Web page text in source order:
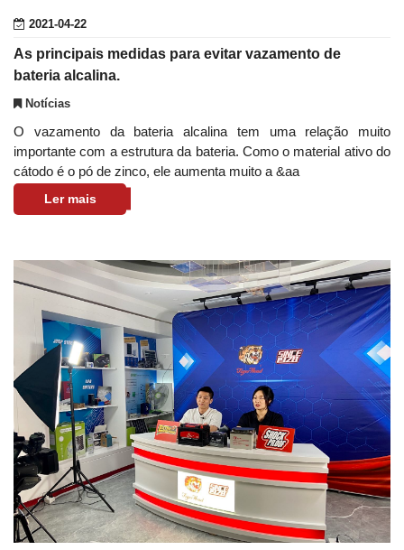
2021-04-22
As principais medidas para evitar vazamento de
bateria alcalina.
Notícias
O vazamento da bateria alcalina tem uma relação muito
importante com a estrutura da bateria. Como o material ativo do
cátodo é o pó de zinco, ele aumenta muito a &aa
Ler mais